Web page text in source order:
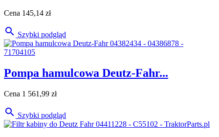
Cena 145,14 zł
 Szybki podgląd
Pompa hamulcowa Deutz-Fahr...
Cena 1 561,99 zł
 Szybki podgląd